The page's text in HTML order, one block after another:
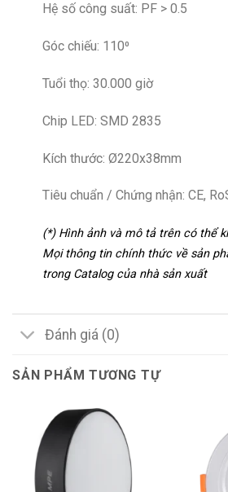
Hệ số công suất: PF > 0.5
Góc chiếu: 110⁰
Tuổi thọ: 30.000 giờ
Chip LED: SMD 2835
Kích thước: Ø220x38mm
Tiêu chuẩn / Chứng nhận: CE,
(*) Hình ảnh và mô tả trên có thể
Mọi thông tin chính thức về sản
trong Catalog của nhà sản xuất
Đánh giá (0)
SẢN PHẨM TƯƠNG TỰ